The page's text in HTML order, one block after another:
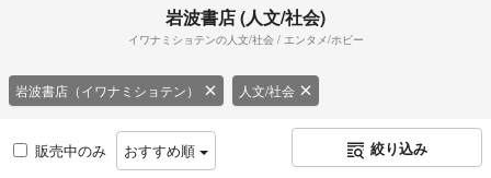
岩波書店 (人文/社会)
イワナミショテンの人文/社会 / エンタメ/ホビー
岩波書店（イワナミショテン） 人文/社会
販売中のみ おすすめ順 絞り込み